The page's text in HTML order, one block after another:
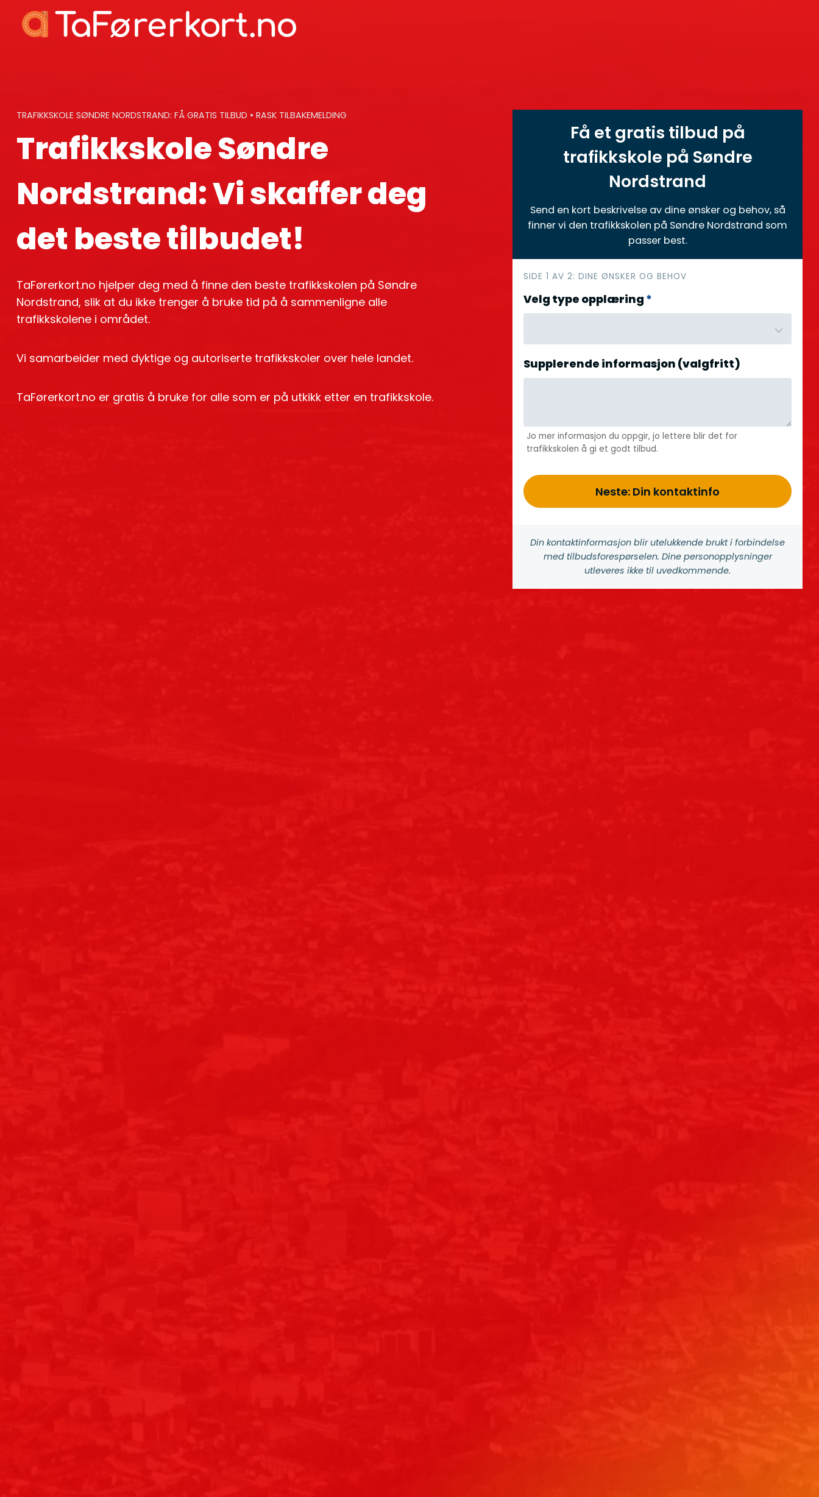
content
TRAFIKKSKOLE SØNDRE NORDSTRAND: FÅ GRATIS TILBUD • RASK TILBAKEMELDING
Trafikkskole Søndre
Nordstrand: Vi skaffer deg
det beste tilbudet!
TaFørerkort.no hjelper deg med å finne den beste trafikkskolen på Søndre
Nordstrand, slik at du ikke trenger å bruke tid på å sammenligne alle
trafikkskolene i området.
Vi samarbeider med dyktige og autoriserte trafikkskoler over hele landet.
TaFørerkort.no er gratis å bruke for alle som er på utkikk etter en trafikkskole.
Få et gratis tilbud på
trafikkskole på Søndre
Nordstrand
Send en kort beskrivelse av dine ønsker og behov, så
finner vi den trafikkskolen på Søndre Nordstrand som
passer best.
h
e
r
SIDE 1 AV 2: DINE ØNSKER OG BEHOV
Velg type opplæring *
Supplerende informasjon (valgfritt)
Jo mer informasjon du oppgir, jo lettere blir det for
trafikkskolen å gi et godt tilbud.
Neste: Din kontaktinfo
Din kontakt­informasjon blir utelukkende brukt i forbindelse
med tilbuds­forespørselen. Dine person­­opplysninger
utleveres ikke til uvedkommende.